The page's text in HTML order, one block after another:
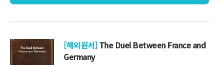
[해외원서] The Duel Between France and
Germany